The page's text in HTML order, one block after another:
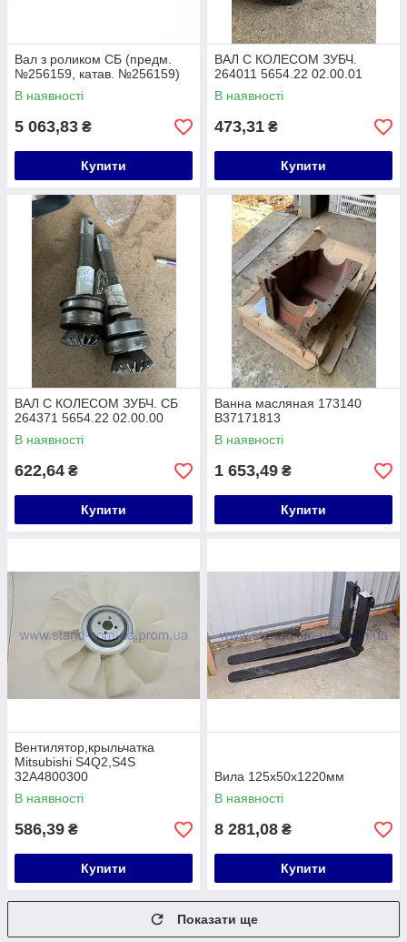
Вал з роликом СБ (предм.
№256159, катав. №256159)
В наявності
5 063,83 ₴
Купити
ВАЛ С КОЛЕСОМ ЗУБЧ.
264011 5654.22 02.00.01
В наявності
473,31 ₴
Купити
ВАЛ С КОЛЕСОМ ЗУБЧ. СБ
264371 5654.22 02.00.00
В наявності
622,64 ₴
Купити
Ванна масляная 173140
В37171813
В наявності
1 653,49 ₴
Купити
Вентилятор,крыльчатка
Mitsubishi S4Q2,S4S
32A4800300
В наявності
586,39 ₴
Купити
Вила 125х50х1220мм
В наявності
8 281,08 ₴
Купити
Показати ще